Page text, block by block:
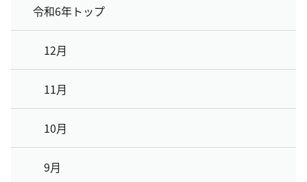
令和6年トップ
12月
11月
10月
9月